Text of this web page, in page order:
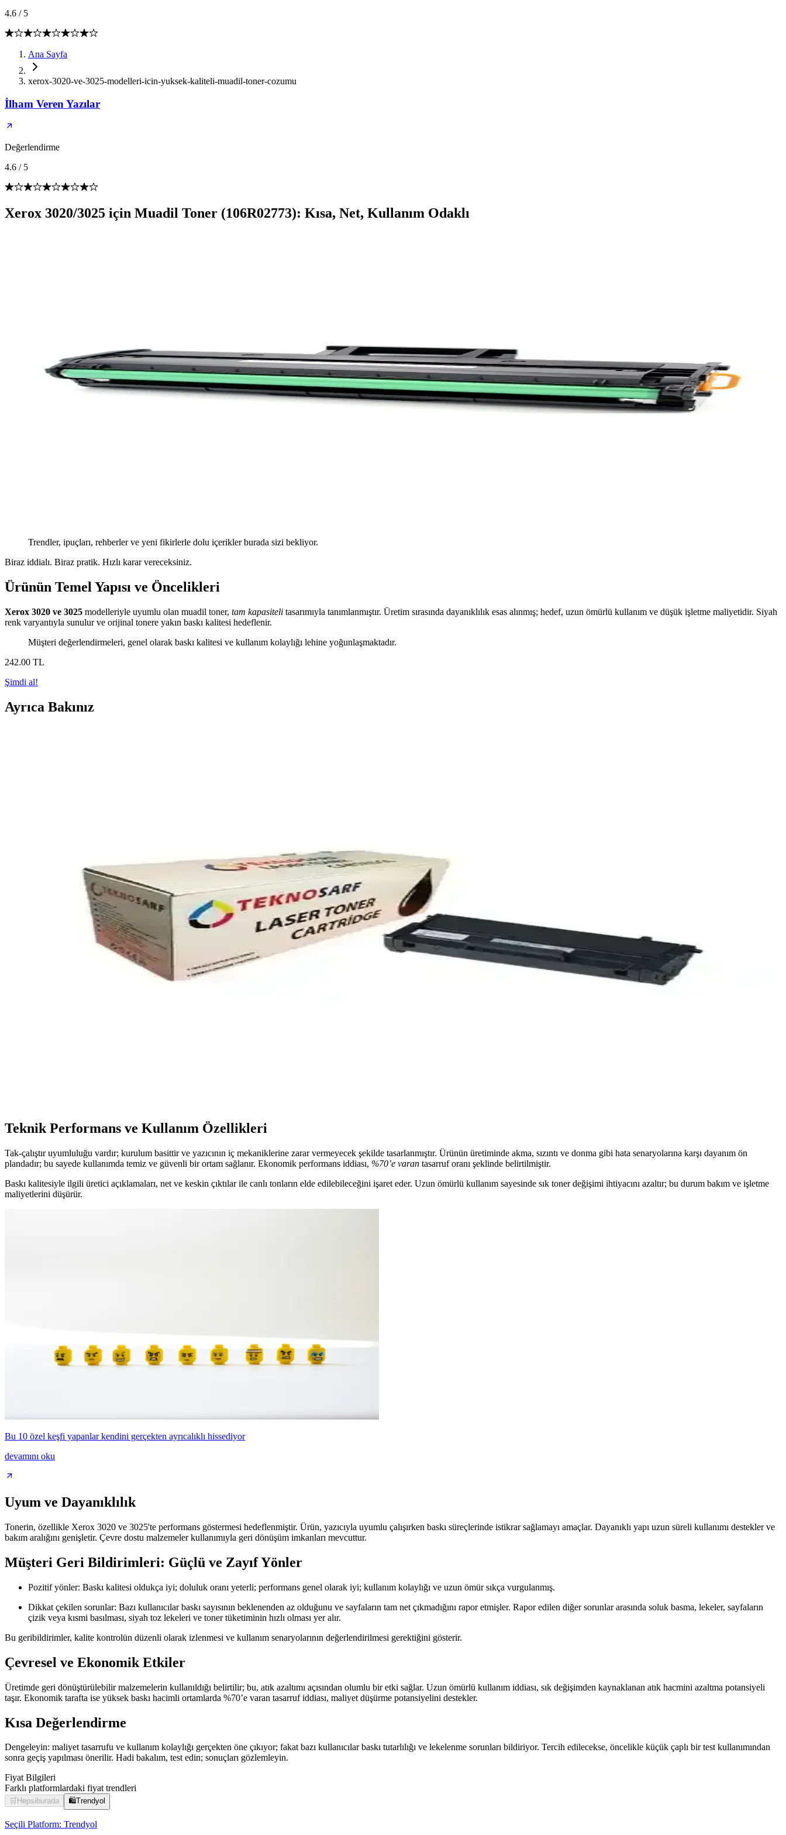
4.6 / 5
Ana Sayfa
xerox-3020-ve-3025-modelleri-icin-yuksek-kaliteli-muadil-toner-cozumu
İlham Veren Yazılar
Değerlendirme
4.6 / 5
Xerox 3020/3025 için Muadil Toner (106R02773): Kısa, Net, Kullanım Odaklı
Trendler, ipuçları, rehberler ve yeni fikirlerle dolu içerikler burada sizi bekliyor.
Biraz iddialı. Biraz pratik. Hızlı karar vereceksiniz.
Ürünün Temel Yapısı ve Öncelikleri
Xerox 3020 ve 3025 modelleriyle uyumlu olan muadil toner, tam kapasiteli tasarımıyla tanımlanmıştır. Üretim sırasında dayanıklılık esas alınmış; hedef, uzun ömürlü kullanım ve düşük işletme maliyetidir. Siyah
renk varyantıyla sunulur ve orijinal tonere yakın baskı kalitesi hedeflenir.
Müşteri değerlendirmeleri, genel olarak baskı kalitesi ve kullanım kolaylığı lehine yoğunlaşmaktadır.
242.00 TL
Şimdi al!
Ayrıca Bakınız
Samsung Xpress M2020W yazıcısı için orijinal ve uyumlu toner seçimleri, kullanım ipuçları ve bakım önerileriyle baskı kalitenizi koruyun ve maliyetlerinizi optimize edin.
Canon 1240C002CRG-045 M Kırmızı Toner: Yüksek Kalite ve Güvenilir Baskı Çözümü
Canon 1240C002CRG-045 M kırmızı toner, canlı renkler ve yüksek baskı kalitesi ile ofis ve profesyonel kullanıma uygun, ekonomik ve çevre dostu çözümler sunar.
Yazıcıların Çalışma Prensipleri, Türleri ve Günlük Hayattaki Önemi Hakkında Detaylı Bilgi
Yazıcılar, dijital bilgileri kağıda aktaran temel cihazlardır. Mürekkep püskürtmeli, lazer, termal ve nokta vuruşlu türleriyle farklı ihtiyaçlara hizmet eder. Teknolojideki gelişmelerle baskı çözümleri çeşitleniyor.
Canon LBP3010B Toner Seçimi ve Bakımı: Yazıcınız İçin Doğru Toner Rehberi
Teknik Performans ve Kullanım Özellikleri
Tak-çalıştır uyumluluğu vardır; kurulum basittir ve yazıcının iç mekaniklerine zarar vermeyecek şekilde tasarlanmıştır. Ürünün üretiminde akma, sızıntı ve donma gibi hata senaryolarına karşı dayanım ön
plandadır; bu sayede kullanımda temiz ve güvenli bir ortam sağlanır. Ekonomik performans iddiası, %70’e varan tasarruf oranı şeklinde belirtilmiştir.
Baskı kalitesiyle ilgili üretici açıklamaları, net ve keskin çıktılar ile canlı tonların elde edilebileceğini işaret eder. Uzun ömürlü kullanım sayesinde sık toner değişimi ihtiyacını azaltır; bu durum bakım ve işletme
maliyetlerini düşürür.
Bu 10 özel keşfi yapanlar kendini gerçekten ayrıcalıklı hissediyor
devamını oku
Uyum ve Dayanıklılık
Tonerin, özellikle Xerox 3020 ve 3025'te performans göstermesi hedeflenmiştir. Ürün, yazıcıyla uyumlu çalışırken baskı süreçlerinde istikrar sağlamayı amaçlar. Dayanıklı yapı uzun süreli kullanımı destekler ve
bakım aralığını genişletir. Çevre dostu malzemeler kullanımıyla geri dönüşüm imkanları mevcuttur.
Müşteri Geri Bildirimleri: Güçlü ve Zayıf Yönler
Pozitif yönler: Baskı kalitesi oldukça iyi; doluluk oranı yeterli; performans genel olarak iyi; kullanım kolaylığı ve uzun ömür sıkça vurgulanmış.
Dikkat çekilen sorunlar: Bazı kullanıcılar baskı sayısının beklenenden az olduğunu ve sayfaların tam net çıkmadığını rapor etmişler. Rapor edilen diğer sorunlar arasında soluk basma, lekeler, sayfaların
çizik veya kısmi basılması, siyah toz lekeleri ve toner tüketiminin hızlı olması yer alır.
Bu geribildirimler, kalite kontrolün düzenli olarak izlenmesi ve kullanım senaryolarının değerlendirilmesi gerektiğini gösterir.
Çevresel ve Ekonomik Etkiler
Üretimde geri dönüştürülebilir malzemelerin kullanıldığı belirtilir; bu, atık azaltımı açısından olumlu bir etki sağlar. Uzun ömürlü kullanım iddiası, sık değişimden kaynaklanan atık hacmini azaltma potansiyeli
taşır. Ekonomik tarafta ise yüksek baskı hacimli ortamlarda %70’e varan tasarruf iddiası, maliyet düşürme potansiyelini destekler.
Kısa Değerlendirme
Dengeleyin: maliyet tasarrufu ve kullanım kolaylığı gerçekten öne çıkıyor; fakat bazı kullanıcılar baskı tutarlılığı ve lekelenme sorunları bildiriyor. Tercih edilecekse, öncelikle küçük çaplı bir test kullanımından
sonra geçiş yapılması önerilir. Hadi bakalım, test edin; sonuçları gözlemleyin.
Fiyat Bilgileri
Farklı platformlardaki fiyat trendleri
🛒 Hepsiburada 🛍️Trendyol
Seçili Platform: Trendyol